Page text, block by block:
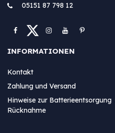
05151 87 798 12
INFORMATIONEN
Kontakt
Zahlung und Versand
Hinweise zur
Rücknahme